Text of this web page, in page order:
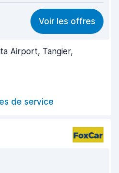
8,1
8,3
8,4
Voir les offres
Airport, Tangier,
de service